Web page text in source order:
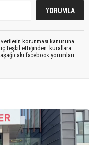
korunması kanununa
teşkil ettiğinden, kurallara
facebook yorumları